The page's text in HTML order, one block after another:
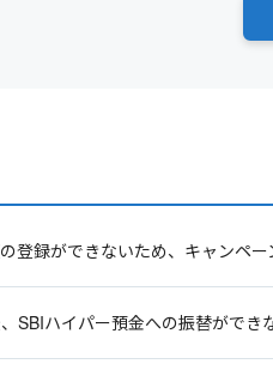
登録ができないため、キャンペ
SBIハイパー預金への振替ができ